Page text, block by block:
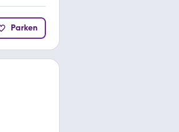
Parken